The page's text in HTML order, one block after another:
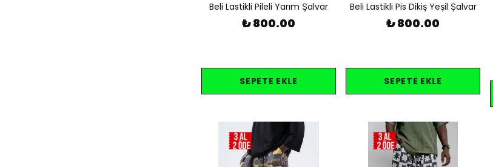
Beli Lastikli Pileli Yarım Şalvar
₺ 800.00
SEPETE EKLE
Beli Lastikli Pis Dikiş Yeşil Şalvar
₺ 800.00
SEPETE EKLE